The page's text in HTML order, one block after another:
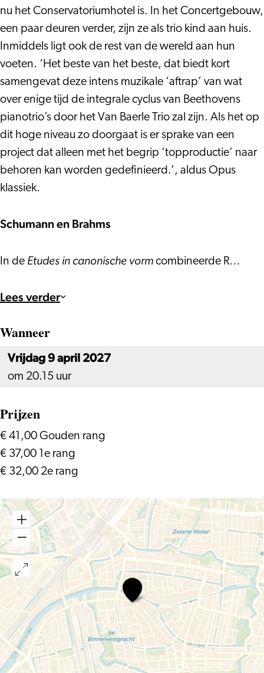
nu het Conservatoriumhotel is. In het Concertgebouw,
een paar deuren verder, zijn ze als trio kind aan huis.
Inmiddels ligt ook de rest van de wereld aan hun
voeten. ‘Het beste van het beste, dat biedt kort
samengevat deze intens muzikale ‘aftrap’ van wat
over enige tijd de integrale cyclus van Beethovens
pianotrio’s door het Van Baerle Trio zal zijn. Als het op
dit hoge niveau zo doorgaat is er sprake van een
project dat alleen met het begrip ’topproductie’ naar
behoren kan worden gedefinieerd.’, aldus Opus
klassiek.
Schumann en Brahms
In de Etudes in canonische vorm combineerde R…
Lees verder
Wanneer
Vrijdag 9 april 2027
om 20.15 uur
Prijzen
€ 41,00 Gouden rang
€ 37,00 1e rang
€ 32,00 2e rang
Van
Baerle
Trio
–
Brahms,
Keuris
&
Schumann